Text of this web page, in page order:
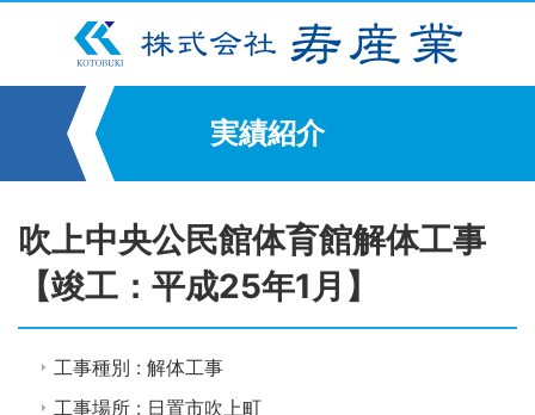
実績紹介
吹上中央公民館体育館解体工事
【竣工：平成25年1月】
工事種別 : 解体工事
工事場所 : 日置市吹上町